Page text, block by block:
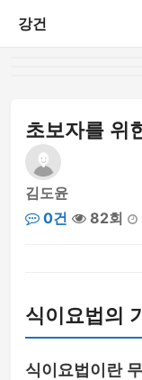
강건
초보자를 위
김도윤
0건
82회
식이요법의
식이요법이란